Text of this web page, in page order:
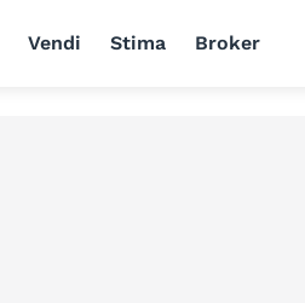
Vendi Stima Broker